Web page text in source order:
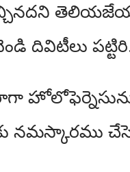
దివిటీలు
నమస్కారము